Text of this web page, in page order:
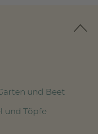
und Beet
und Töpfe